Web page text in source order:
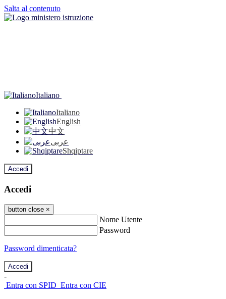
Salta al contenuto
Italiano
Italiano
English
中文
عربى
Shqiptare
Accedi
Accedi
button close ×
Nome Utente
Password
Password dimenticata?
-
Entra con SPID Entra con CIE